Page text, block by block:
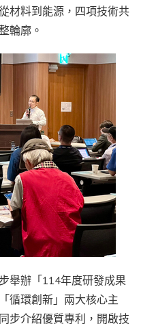
材料到能源，四項技術共
輪廓。
舉辦「114年度研發成果
循環創新」兩大核心主
步介紹優質專利，開啟技